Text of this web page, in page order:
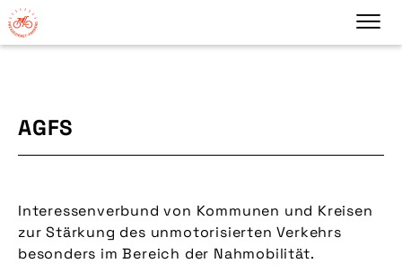
AGFS
Interessenverbund von Kommunen und Kreisen
zur Stärkung des unmotorisierten Verkehrs
besonders im Bereich der Nahmobilität.